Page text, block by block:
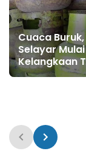
Cuaca
Selayar
Kelangkaan
Elpiji 3 Kg